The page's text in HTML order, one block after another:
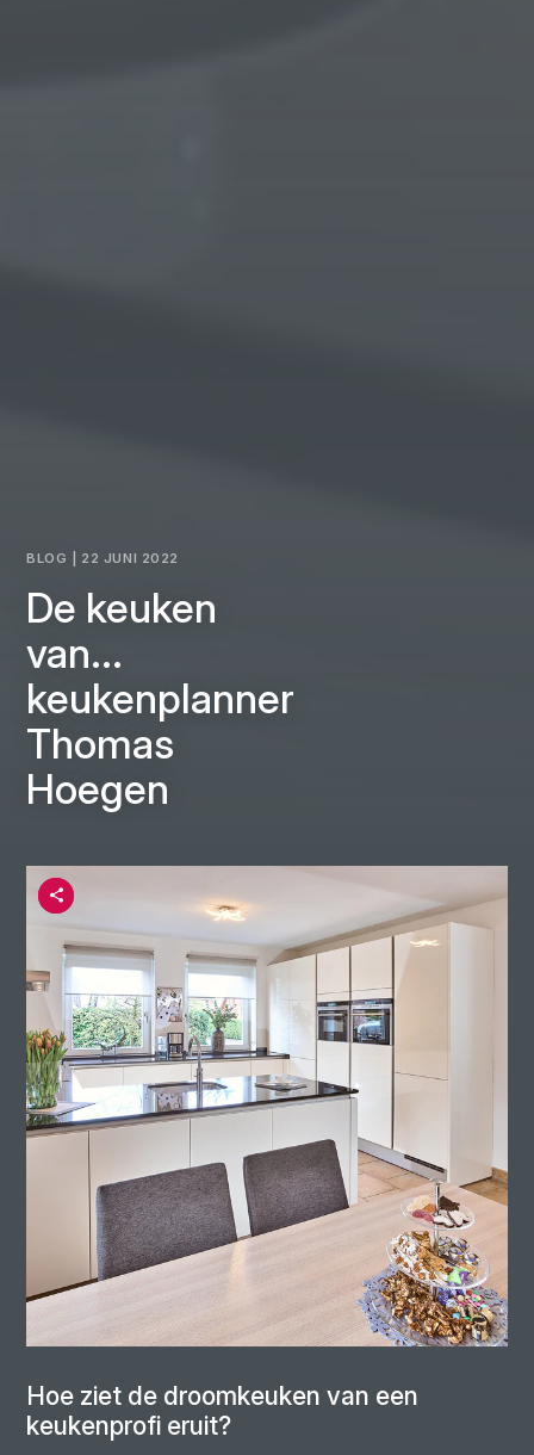
BLOG | 22 JUNI 2022
De keuken
van...
keukenplanner
Thomas
Hoegen
Hoe ziet de droomkeuken van een
keukenprofi eruit?